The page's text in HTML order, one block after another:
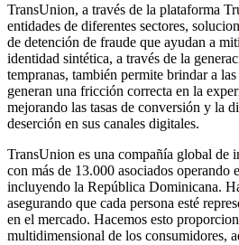
TransUnion, a través de la plataforma
entidades de diferentes sectores,
de detención de fraude que ayudan a
identidad sintética, a través de la
tempranas, también permite brindar a
generan una fricción correcta en la
mejorando las tasas de conversión y la
deserción en sus canales digitales.
TransUnion es una compañía global de
con más de 13.000 asociados operando
incluyendo la República Dominicana.
asegurando que cada persona esté
en el mercado. Hacemos esto
multidimensional de los consumidores,